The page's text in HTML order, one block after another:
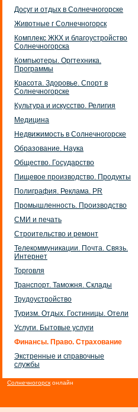
Досуг и отдых в Солнечногорске
Животные г Солнечногорск
Комплекс ЖКХ и благоустройство
Солнечногорска
Компьютеры. Оргтехника.
Программы
Красота. Здоровье. Спорт в
Солнечногорске
Культура и искусство. Религия
Медицина
Недвижимость в Солнечногорске
Образование. Наука
Общество. Государство
Пищевое производство. Продукты
Полиграфия. Реклама. PR
Промышленность. Производство
СМИ и печать
Строительство и ремонт
Телекоммуникации. Почта. Связь.
Интернет
Торговля
Транспорт. Таможня. Склады
Трудоустройство
Туризм. Отдых. Гостиницы. Отели
Услуги. Бытовые услуги
Финансы. Право. Страхование
Экстренные и справочные
службы
Солнечногорск онлайн